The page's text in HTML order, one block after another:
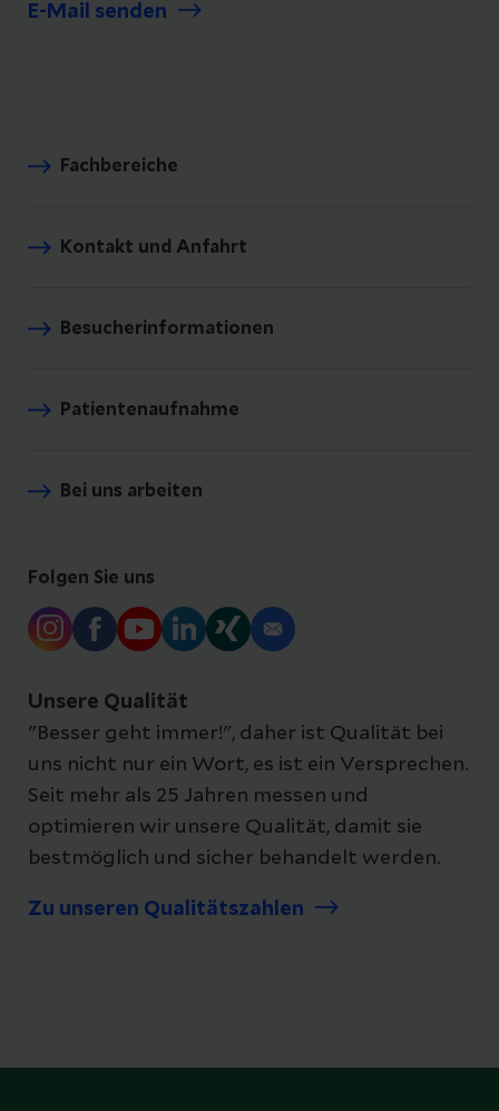
E-Mail senden
Fachbereiche
Kontakt und Anfahrt
Besucherinformationen
Patientenaufnahme
Bei uns arbeiten
Folgen Sie uns
Unsere Qualität
"Besser geht immer!", daher ist Qualität bei
uns nicht nur ein Wort, es ist ein Versprechen.
Seit mehr als 25 Jahren messen und
optimieren wir unsere Qualität, damit sie
bestmöglich und sicher behandelt werden.
Zu unseren Qualitätszahlen